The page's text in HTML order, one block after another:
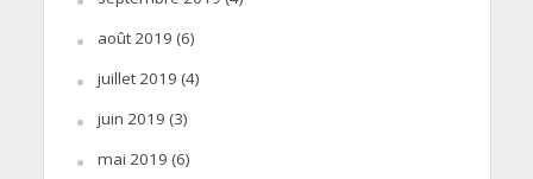
août 2019 (6)
juillet 2019 (4)
juin 2019 (3)
mai 2019 (6)